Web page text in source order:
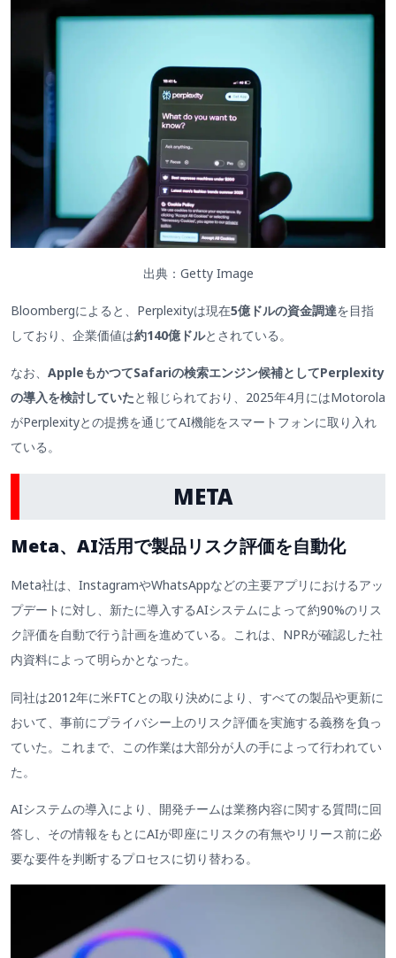
出典：Getty Image
Bloombergによると、Perplexityは現在5億ドルの資金調達を目指
しており、企業価値は約140億ドルとされている。
なお、 AppleもかつてSafariの検索エンジン候補としてPerplexity
の導入を検討していたと報じられており、2025年4月にはMotorola
がPerplexityとの提携を通じてAI機能をスマートフォンに取り入れ
ている。
META
Meta、AI活用で製品リスク評価を自動化
Meta社は、InstagramやWhatsAppなどの主要アプリにおけるアッ
プデートに対し、新たに導入するAIシステムによって約90%のリス
ク評価を自動で行う計画を進めている。これは、NPRが確認した社
内資料によって明らかとなった。
同社は2012年に米FTCとの取り決めにより、すべての製品や更新に
おいて、事前にプライバシー上のリスク評価を実施する義務を負っ
ていた。これまで、この作業は大部分が人の手によって行われてい
た。
AIシステムの導入により、開発チームは業務内容に関する質問に回
答し、その情報をもとにAIが即座にリスクの有無やリリース前に必
要な要件を判断するプロセスに切り替わる。